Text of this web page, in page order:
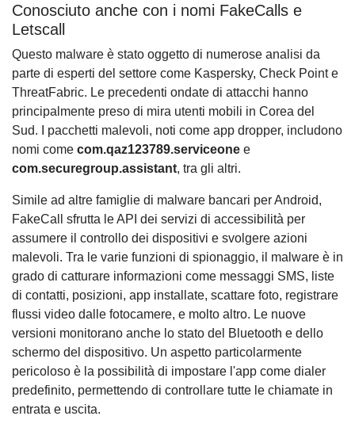
Conosciuto anche con i nomi FakeCalls e
Letscall
Questo malware è stato oggetto di numerose analisi da
parte di esperti del settore come Kaspersky, Check Point e
ThreatFabric. Le precedenti ondate di attacchi hanno
principalmente preso di mira utenti mobili in Corea del
Sud. I pacchetti malevoli, noti come app dropper, includono
nomi come com.qaz123789.serviceone e
com.securegroup.assistant, tra gli altri.
Simile ad altre famiglie di malware bancari per Android,
FakeCall sfrutta le API dei servizi di accessibilità per
assumere il controllo dei dispositivi e svolgere azioni
malevoli. Tra le varie funzioni di spionaggio, il malware è in
grado di catturare informazioni come messaggi SMS, liste
di contatti, posizioni, app installate, scattare foto, registrare
flussi video dalle fotocamere, e molto altro. Le nuove
versioni monitorano anche lo stato del Bluetooth e dello
schermo del dispositivo. Un aspetto particolarmente
pericoloso è la possibilità di impostare l'app come dialer
predefinito, permettendo di controllare tutte le chiamate in
entrata e uscita.